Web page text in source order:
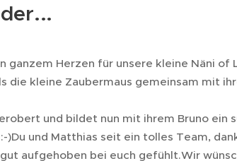
ganzem Herzen für unsere kleine Näni of
die kleine Zaubermaus gemeinsam mit
und bildet nun mit ihrem Bruno ein
)Du und Matthias seit ein tolles Team,
aufgehoben bei euch gefühlt.Wir